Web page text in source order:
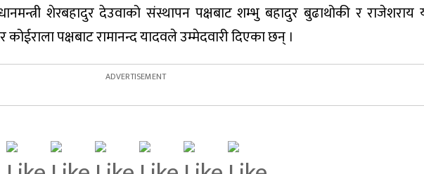
शेरबहादुर देउवाको संस्थापन पक्षबाट शम्भु बहादुर बुढाथोकी र राजेशराय
पक्षबाट रामानन्द यादवले उम्मेदवारी दिएका छन् ।